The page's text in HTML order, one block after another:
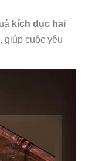
kích dục hai
giúp cuộc yêu